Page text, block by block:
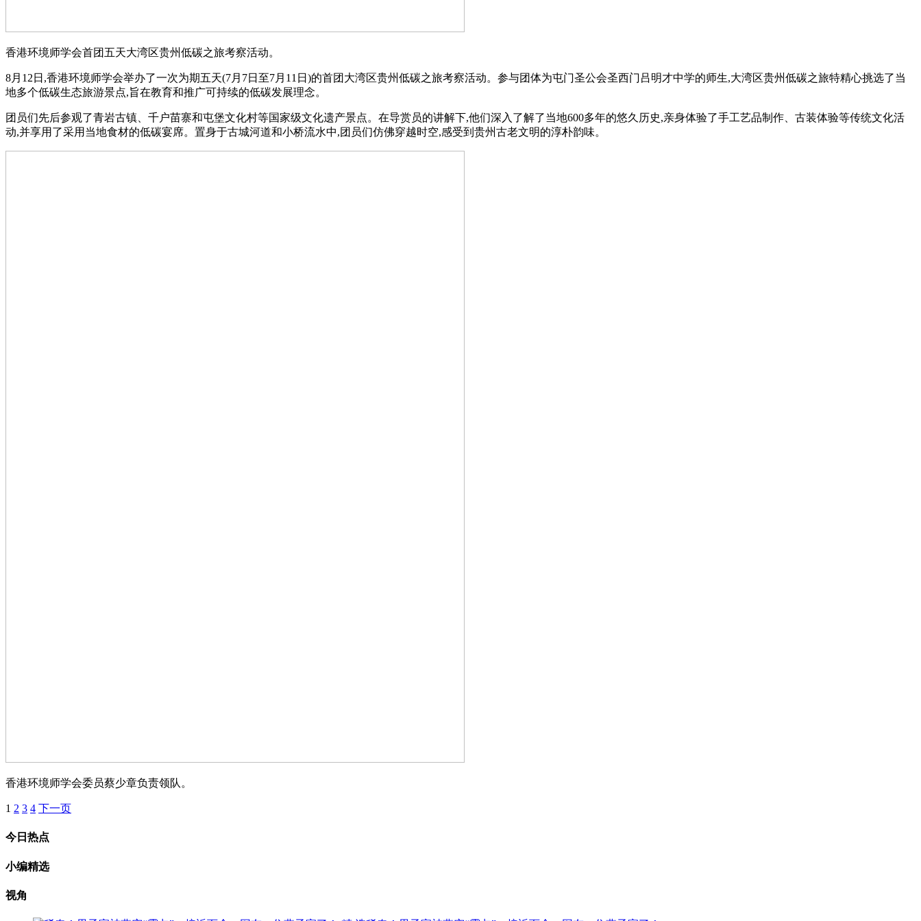
香港环境师学会首团五天大湾区贵州低碳之旅考察活动。
8月12日,香港环境师学会举办了一次为期五天(7月7日至7月11日)的首团大湾区贵州低碳之旅考察活动。参与团体为屯门圣公会圣西门吕明才中学的师生,大湾区贵州低碳之旅特精心挑选了当
地多个低碳生态旅游景点,旨在教育和推广可持续的低碳发展理念。
团员们先后参观了青岩古镇、千户苗寨和屯堡文化村等国家级文化遗产景点。在导赏员的讲解下,他们深入了解了当地600多年的悠久历史,亲身体验了手工艺品制作、古装体验等传统文化活
动,并享用了采用当地食材的低碳宴席。置身于古城河道和小桥流水中,团员们仿佛穿越时空,感受到贵州古老文明的淳朴韵味。
香港环境师学会委员蔡少章负责领队。
1 2 3 4 下一页
今日热点
小编精选
视角